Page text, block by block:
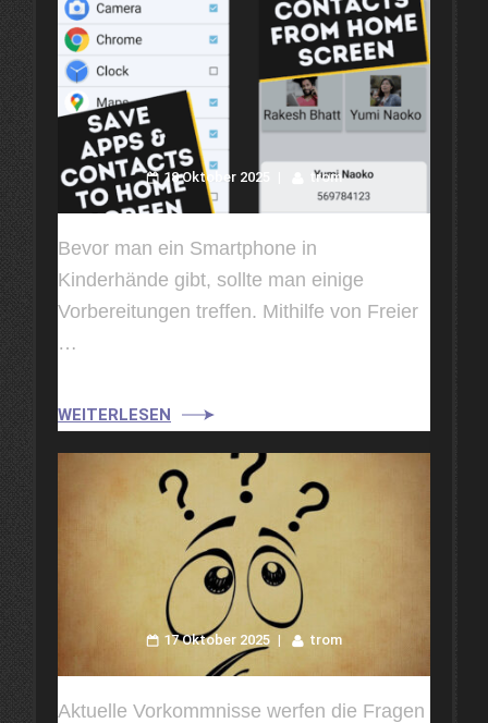
18 Oktober 2025 trom
Bevor man ein Smartphone in
Kinderhände gibt, sollte man einige
Vorbereitungen treffen. Mithilfe von Freier
…
WEITERLESEN
17 Oktober 2025 trom
Aktuelle Vorkommnisse werfen die Fragen